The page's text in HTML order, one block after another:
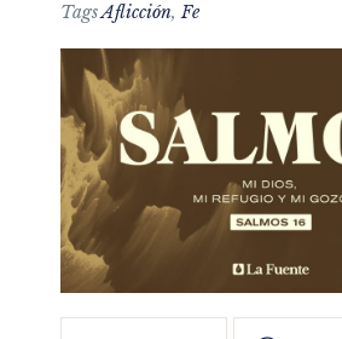
TagsAflicción,Fe